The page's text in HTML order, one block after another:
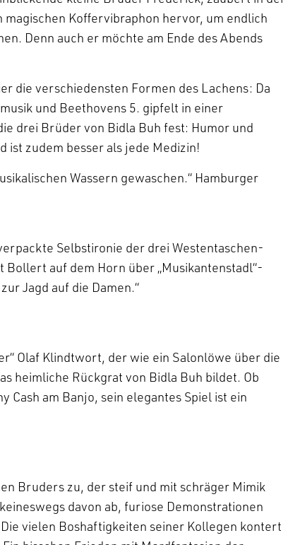
Koffervibraphon hervor, um endlich
Denn auch er möchte am Ende des Abends
die verschiedensten Formen des Lachens: Da
und Beethovens 5. gipfelt in einer
drei Brüder von Bidla Buh fest: Humor und
ist zudem besser als jede Medizin!
Wassern gewaschen.“ Hamburger
Selbstironie der drei Westentaschen-
auf dem Horn über „Musikantenstadl“-
Jagd auf die Damen.“
Olaf Klindtwort, der wie ein Salonlöwe über die
heimliche Rückgrat von Bidla Buh bildet. Ob
am Banjo, sein elegantes Spiel ist ein
Bruders zu, der steif und mit schräger Mimik
davon ab, furiose Demonstrationen
vielen Boshaftigkeiten seiner Kollegen kontert